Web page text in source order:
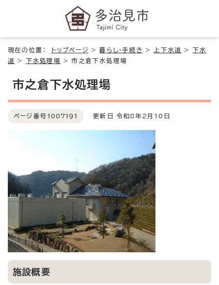
現在の位置： トップページ >暮らし・手続き > 上下水道 > 下水
道
> 下水処理場 >市之倉下水処理場
市之倉下水処理場
ページ番号 1007191 更新日 令和8年2月10日
施設概要